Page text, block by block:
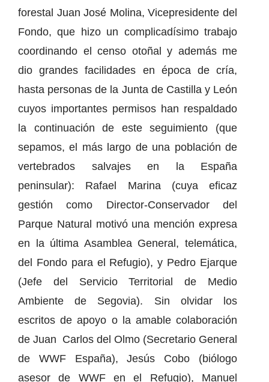
forestal Juan José Molina, Vicepresidente del
Fondo, que hizo un complicadísimo trabajo
coordinando el censo otoñal y además me
dio grandes facilidades en época de cría,
hasta personas de la Junta de Castilla y León
cuyos importantes permisos han respaldado
la continuación de este seguimiento (que
sepamos, el más largo de una población de
vertebrados salvajes en la España
peninsular): Rafael Marina (cuya eficaz
gestión como Director-Conservador del
Parque Natural motivó una mención expresa
en la última Asamblea General, telemática,
del Fondo para el Refugio), y Pedro Ejarque
(Jefe del Servicio Territorial de Medio
Ambiente de Segovia). Sin olvidar los
escritos de apoyo o la amable colaboración
de Juan Carlos del Olmo (Secretario General
de WWF España), Jesús Cobo (biólogo
asesor de WWF en el Refugio), Manuel